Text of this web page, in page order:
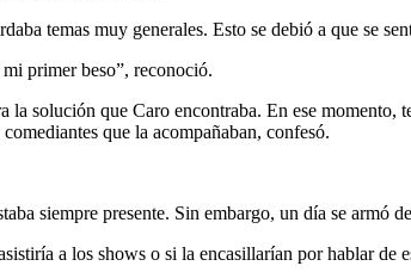
temas muy generales. Esto se debió a que se
primer beso”, reconoció.
la solución que Caro encontraba. En ese
que la acompañaban, confesó.
siempre presente. Sin embargo, un día se
a los shows o si la encasillarían por hablar de